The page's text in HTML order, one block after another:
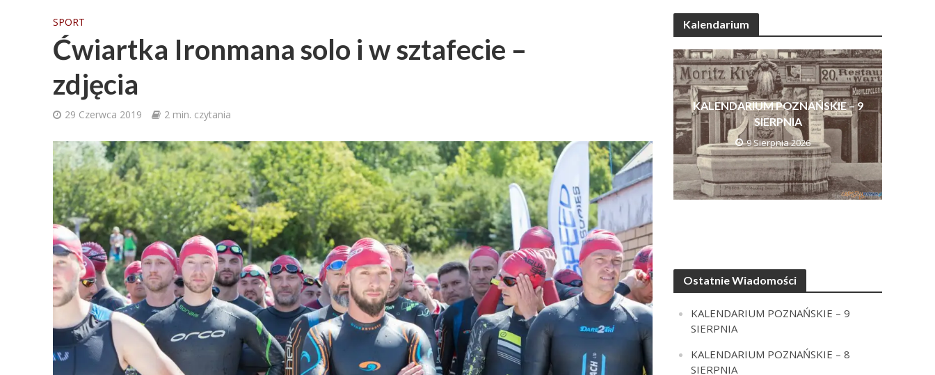
SPORT
Ćwiartka Ironmana solo i w sztafecie –
zdjęcia
29 Czerwca 2019 2 min. czytania
Kalendarium
KALENDARIUM POZNAŃSKIE – 9
SIERPNIA
9 Sierpnia 2026
Ostatnie Wiadomości
KALENDARIUM POZNAŃSKIE – 9
SIERPNIA
KALENDARIUM POZNAŃSKIE – 8
SIERPNIA